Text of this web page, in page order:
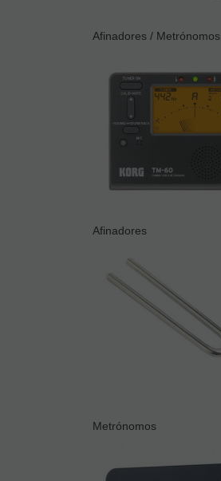
Afinadores / Metrónomos
Afinadores
Metrónomos